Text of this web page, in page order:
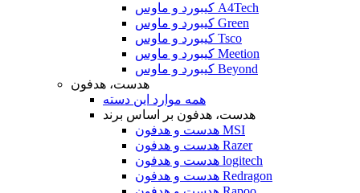
کیبورد و ماوس A4Tech
کیبورد و ماوس Green
کیبورد و ماوس Tsco
کیبورد و ماوس Meetion
کیبورد و ماوس Beyond
هدست، هدفون
همه موارد این دسته
هدست، هدفون بر اساس برند
هدست و هدفون MSI
هدست و هدفون Razer
هدست و هدفون logitech
هدست و هدفون Redragon